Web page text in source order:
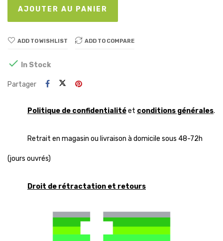
AJOUTER AU PANIER
ADD TO WISHLIST ADD TO COMPARE
 In Stock
Partager
Politique de confidentialitéet conditions générales.
Retrait en magasin ou livraison à domicile sous 48-72h
(jours ouvrés)
Droit de rétractation et retours